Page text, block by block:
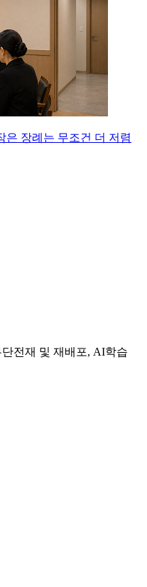
장례는 무조건 더 저렴
전재 및 재배포, AI학습